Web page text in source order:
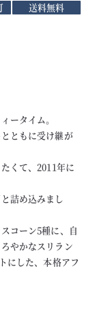
送料無料
ータイム。
ともに受け継が
くて、2011年に
詰め込みまし
コーン5種に、自
やかなスリラン
にした、本格アフ